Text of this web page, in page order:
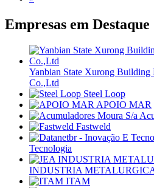
Empresas em Destaque
Yanbian State Xurong Building
Co.,Ltd
Steel Loop
APOIO MAR
Fastweld
Tecnologia
INDUSTRIA
ITAM